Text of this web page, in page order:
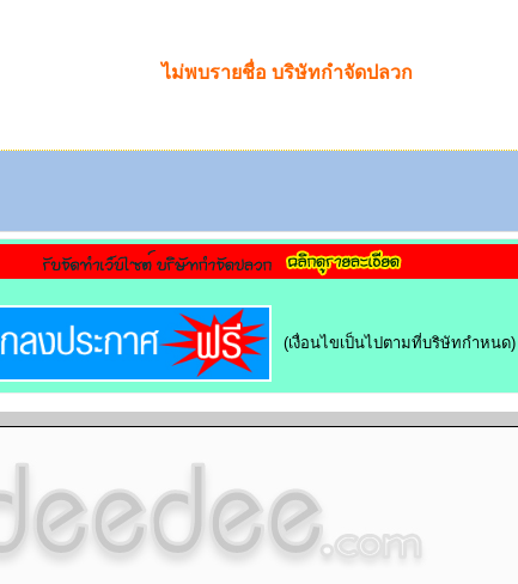
ไม่พบรายชื่อ บริษัทกำจัดปลวก
(เงื่อนไขเป็นไปตามที่บริษัทกำหนด)